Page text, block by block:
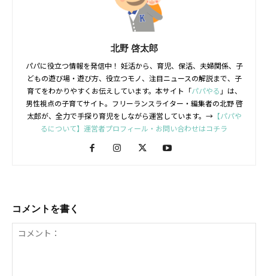
北野 啓太郎
パパに役立つ情報を発信中！ 妊活から、育児、保活、夫婦関係、子
どもの遊び場・遊び方、役立つモノ、注目ニュースの解説まで、子
育てをわかりやすくお伝えしています。本サイト「パパやる 」は、
男性視点の子育てサイト。フリーランスライター・編集者の北野 啓
太郎が、全力で手探り育児をしながら運営しています。→【パパや
るについて】運営者プロフィール・お問い合わせはコチラ
コメントを書く